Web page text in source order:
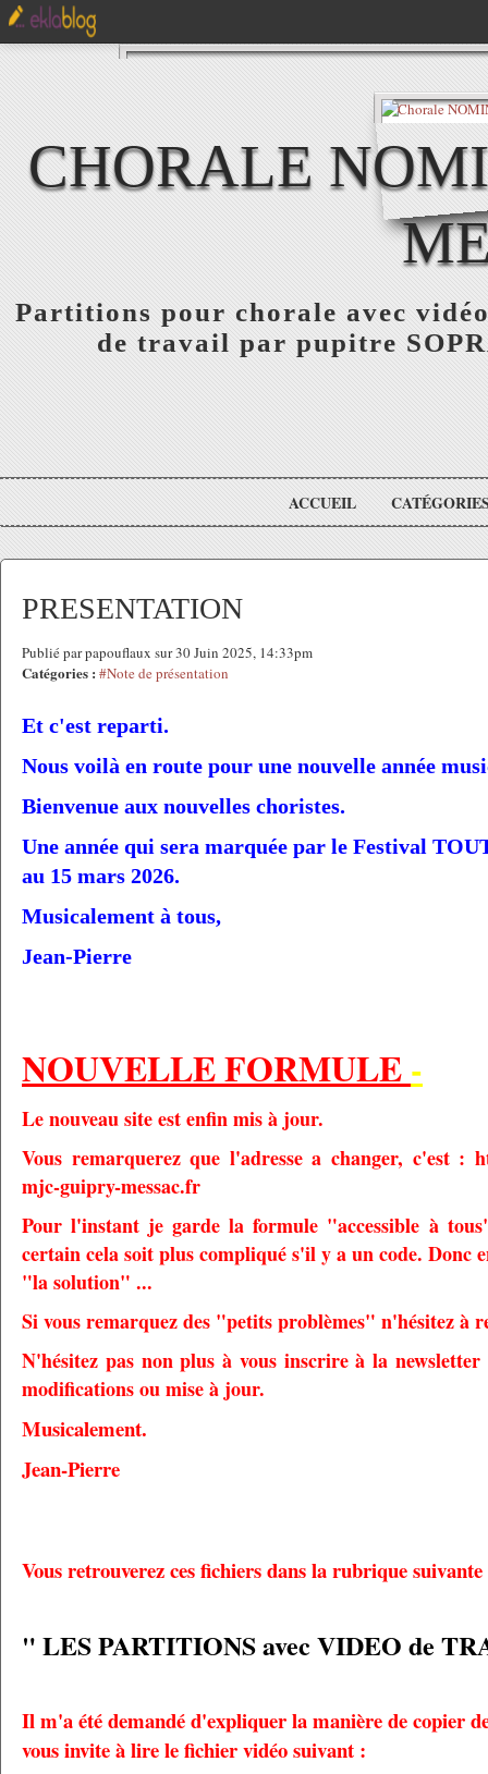
CHORALE
Partitions pour chorale avec
de travail par pupitre
ACCUEIL
PRESENTATION
Publié par papouflaux sur 30 Juin 2025, 14:33pm
Catégories : #Note de présentation
Et c'est reparti.
Nous voilà en route pour une nouvelle année
Bienvenue aux nouvelles choristes.
Une année qui sera marquée par le Festival
au 15 mars 2026.
Musicalement à tous,
Jean-Pierre
NOUVELLE FORMULE-
Le nouveau site est enfin mis à jour.
Vous remarquerez que l'adresse a changer, c'est :
mjc-guipry-messac.fr
Pour l'instant je garde la formule "accessible à
certain cela soit plus compliqué s'il y a un code. Donc
"la solution" ...
Si vous remarquez des "petits problèmes" n'hésitez à
N'hésitez pas non plus à vous inscrire à la
modifications ou mise à jour.
Musicalement.
Jean-Pierre
Vous retrouverez ces fichiers dans la rubrique
" LES PARTITIONS avec VIDEO de
Il m'a été demandé d'expliquer la manière de copier
vous invite à lire le fichier vidéo suivant :